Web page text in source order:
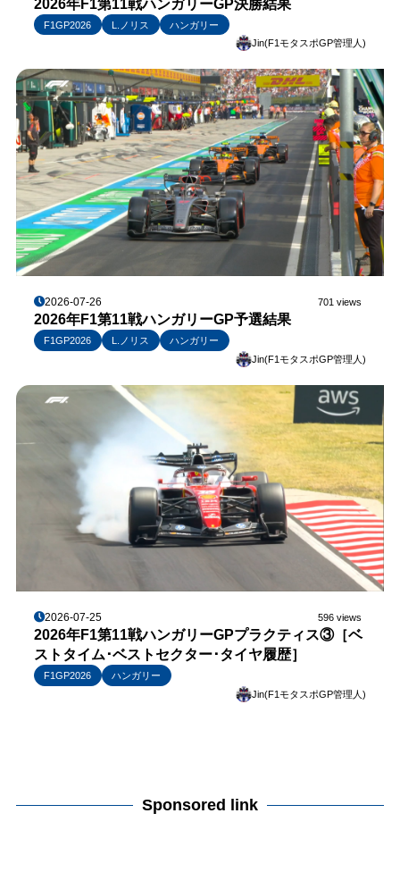
2026年F1第11戦ハンガリーGP決勝結果
F1GP2026 L.ノリス
ハンガリー
Jin(F1モタスポGP管理人)
2026-07-26 701 views
2026年F1第11戦ハンガリーGP予選結果
F1GP2026 L.ノリス
ハンガリー
Jin(F1モタスポGP管理人)
2026-07-25 596 views
2026年F1第11戦ハンガリーGPプラクティス③［ベ
ストタイム･ベストセクター･タイヤ履歴］
F1GP2026
ハンガリー
Jin(F1モタスポGP管理人)
Sponsored link